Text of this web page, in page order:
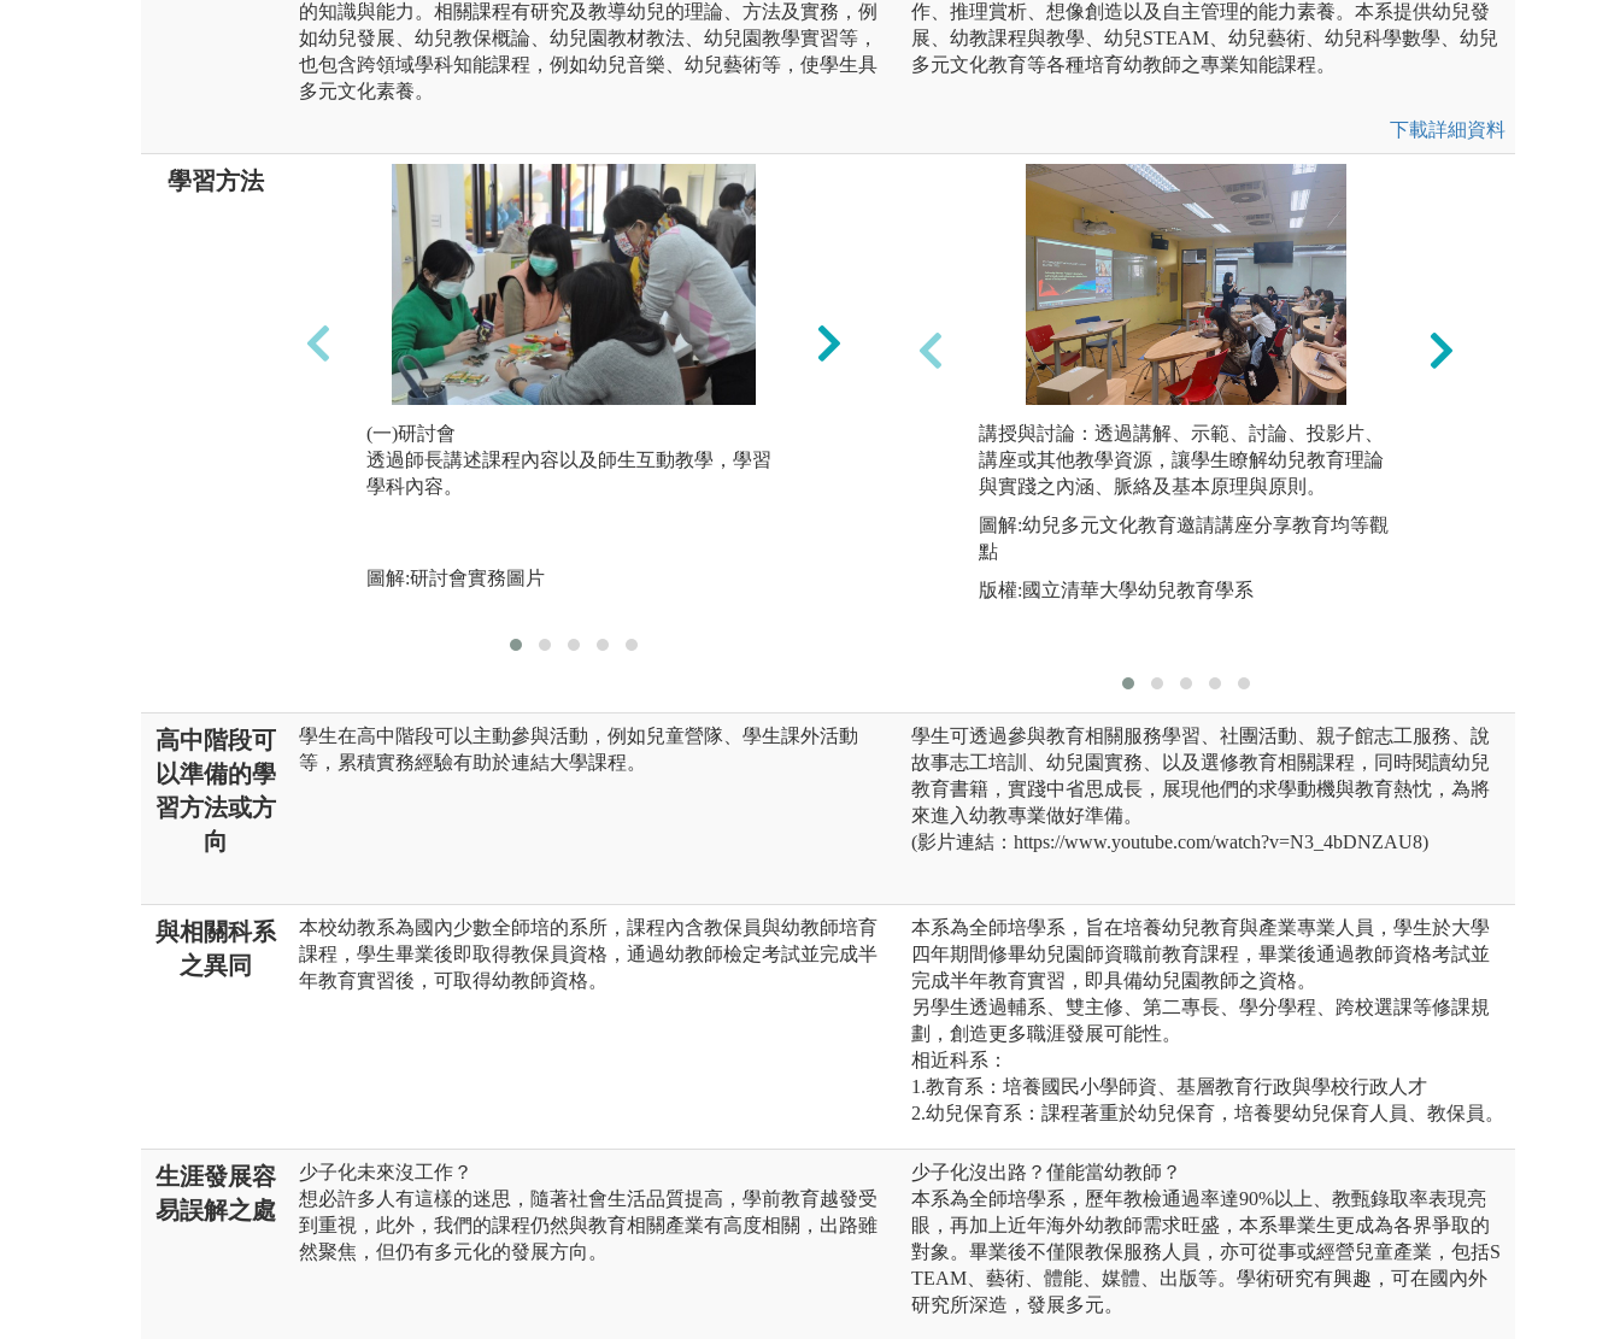
的知識與能力。相關課程有研究及教導幼兒的理論、方法及實務，例
如幼兒發展、幼兒教保概論、幼兒園教材教法、幼兒園教學實習等，
也包含跨領域學科知能課程，例如幼兒音樂、幼兒藝術等，使學生具
多元文化素養。
作、推理賞析、想像創造以及自主管理的能力素養。本系提供幼兒發
展、幼教課程與教學、幼兒STEAM、幼兒藝術、幼兒科學數學、幼兒
多元文化教育等各種培育幼教師之專業知能課程。
下載詳細資料
學習方法
(一)研討會
透過師長講述課程內容以及師生互動教學，學習
學科內容。
圖解:研討會實務圖片
(二)至幼兒園參訪、見習
實地走訪幼兒園，了解幼兒園運作及幼兒園教師
實際教學。
圖解:學生進行幼兒園參訪圖片
講授與討論：透過講解、示範、討論、投影片、
講座或其他教學資源，讓學生瞭解幼兒教育理論
與實踐之內涵、脈絡及基本原理與原則。
圖解:幼兒多元文化教育邀請講座分享教育均等觀
點
版權:國立清華大學幼兒教育學系
高中階段可
以準備的學
習方法或方
向
學生在高中階段可以主動參與活動，例如兒童營隊、學生課外活動
等，累積實務經驗有助於連結大學課程。
學生可透過參與教育相關服務學習、社團活動、親子館志工服務、說
故事志工培訓、幼兒園實務、以及選修教育相關課程，同時閱讀幼兒
教育書籍，實踐中省思成長，展現他們的求學動機與教育熱忱，為將
來進入幼教專業做好準備。
(影片連結：https://www.youtube.com/watch?v=N3_4bDNZAU8)
與相關科系
之異同
本校幼教系為國內少數全師培的系所，課程內含教保員與幼教師培育
課程，學生畢業後即取得教保員資格，通過幼教師檢定考試並完成半
年教育實習後，可取得幼教師資格。
本系為全師培學系，旨在培養幼兒教育與產業專業人員，學生於大學
四年期間修畢幼兒園師資職前教育課程，畢業後通過教師資格考試並
完成半年教育實習，即具備幼兒園教師之資格。
另學生透過輔系、雙主修、第二專長、學分學程、跨校選課等修課規
劃，創造更多職涯發展可能性。
相近科系：
1.教育系：培養國民小學師資、基層教育行政與學校行政人才
2.幼兒保育系：課程著重於幼兒保育，培養嬰幼兒保育人員、教保員。
生涯發展容
易誤解之處
少子化未來沒工作？
想必許多人有這樣的迷思，隨著社會生活品質提高，學前教育越發受
到重視，此外，我們的課程仍然與教育相關產業有高度相關，出路雖
然聚焦，但仍有多元化的發展方向。
少子化沒出路？僅能當幼教師？
本系為全師培學系，歷年教檢通過率達90%以上、教甄錄取率表現亮
眼，再加上近年海外幼教師需求旺盛，本系畢業生更成為各界爭取的
對象。畢業後不僅限教保服務人員，亦可從事或經營兒童產業，包括S
TEAM、藝術、體能、媒體、出版等。學術研究有興趣，可在國內外
研究所深造，發展多元。